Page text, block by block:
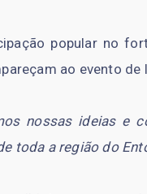
popular no
ao evento de
nossas ideias e
toda a região do